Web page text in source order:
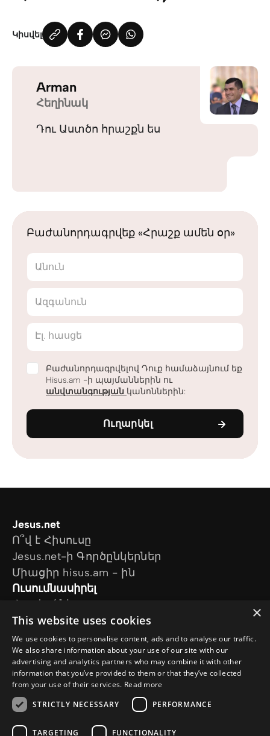
Կիսվել
Arman
Հեղինակ
Դու Աստծո հրաշքն ես
Բաժանորդագրվեք «Հրաշք ամեն օր»
Անուն
Ազգանուն
Էլ. հասցե
Բաժանորդագրվելով Դուք համաձայնում եք
Hisus.am -ի պայմաններին ու
անվտանգության կանոններին:
Ուղարկել
Jesus.net
Ո՞վ է Հիսուսը
Jesus.net-ի Գործընկերներ
Միացիր hisus.am - ին
Ուսումնասիրել
Հոդվածներ
Տեսանյութեր
Մեր նախագծերը
Ես հարց ունեմ
Հետևեք մեզ
×
This website uses cookies
We use cookies to personalise content, ads and to analyse our traffic.
We also share information about your use of our site with our
advertising and analytics partners who may combine it with other
information that you’ve provided to them or that they’ve collected
from your use of their services. Read more
STRICTLY NECESSARY
PERFORMANCE
TARGETING FUNCTIONALITY